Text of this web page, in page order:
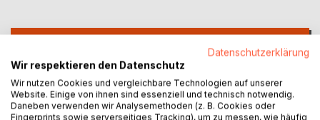
Auf die Merkliste
Titel bewerten
Datenschutzerklärung
Wir respektieren den Datenschutz
Wir nutzen Cookies und vergleichbare Technologien auf unserer
Website. Einige von ihnen sind essenziell und technisch notwendig.
Daneben verwenden wir Analysemethoden (z. B. Cookies oder
Fingerprints sowie serverseitiges Tracking), um zu messen, wie häufig